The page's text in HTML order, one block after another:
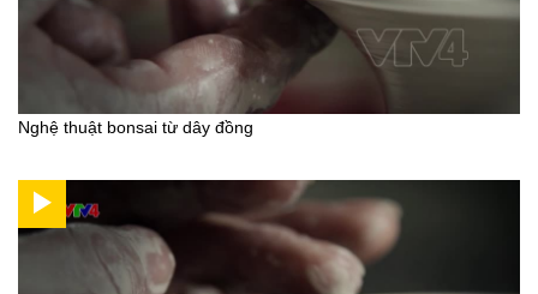
Nghệ thuật bonsai từ dây đồng